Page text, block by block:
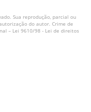
Sua reprodução, parcial ou
do autor. Crime de
– Lei 9610/98 - Lei de direitos